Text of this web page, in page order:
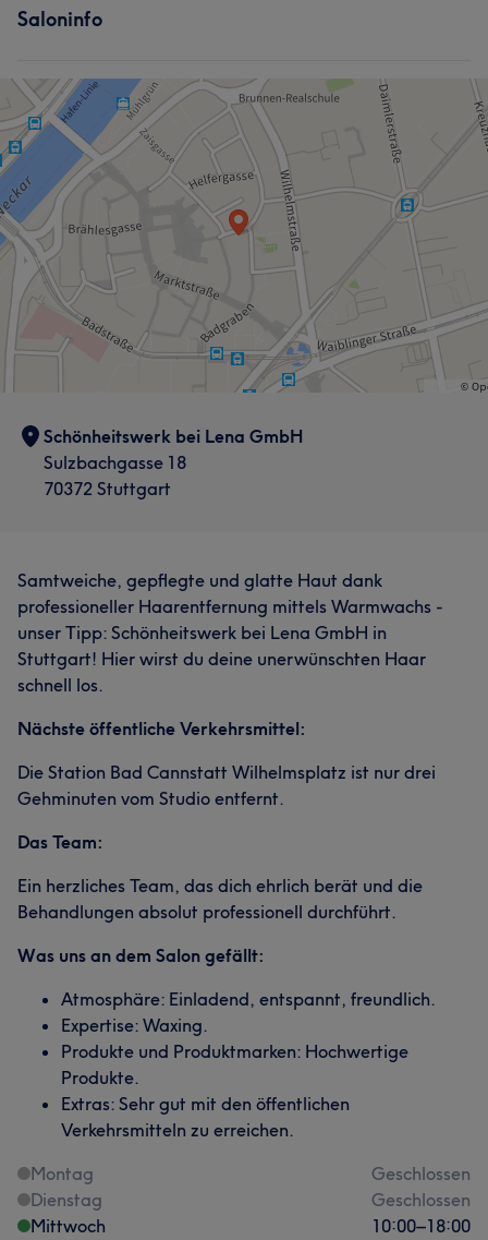
Saloninfo
Schönheitswerk bei Lena GmbH
Sulzbachgasse 18
70372 Stuttgart
Samtweiche, gepflegte und glatte Haut dank
professioneller Haarentfernung mittels Warmwachs -
unser Tipp: Schönheitswerk bei Lena GmbH in
Stuttgart! Hier wirst du deine unerwünschten Haar
schnell los.
Nächste öffentliche Verkehrsmittel:
Die Station Bad Cannstatt Wilhelmsplatz ist nur drei
Gehminuten vom Studio entfernt.
Das Team:
Ein herzliches Team, das dich ehrlich berät und die
Behandlungen absolut professionell durchführt.
Was uns an dem Salon gefällt:
Atmosphäre: Einladend, entspannt, freundlich.
Expertise: Waxing.
Produkte und Produktmarken: Hochwertige
Produkte.
Extras: Sehr gut mit den öffentlichen
Verkehrsmitteln zu erreichen.
Montag
Geschlossen
Dienstag
Geschlossen
Mittwoch
10:00–18:00